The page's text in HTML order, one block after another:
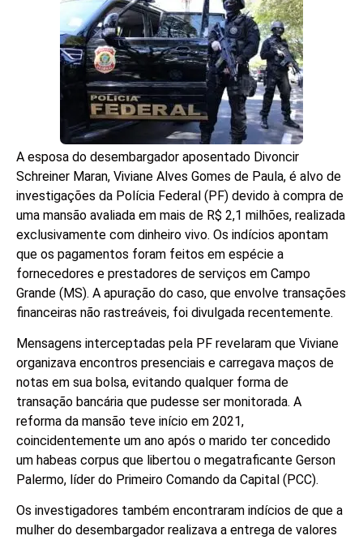
A esposa do desembargador aposentado Divoncir
Schreiner Maran, Viviane Alves Gomes de Paula, é alvo de
investigações da Polícia Federal (PF) devido à compra de
uma mansão avaliada em mais de R$ 2,1 milhões, realizada
exclusivamente com dinheiro vivo. Os indícios apontam
que os pagamentos foram feitos em espécie a
fornecedores e prestadores de serviços em Campo
Grande (MS). A apuração do caso, que envolve transações
financeiras não rastreáveis, foi divulgada recentemente.
Mensagens interceptadas pela PF revelaram que Viviane
organizava encontros presenciais e carregava maços de
notas em sua bolsa, evitando qualquer forma de
transação bancária que pudesse ser monitorada. A
reforma da mansão teve início em 2021,
coincidentemente um ano após o marido ter concedido
um habeas corpus que libertou o megatraficante Gerson
Palermo, líder do Primeiro Comando da Capital (PCC).
Os investigadores também encontraram indícios de que a
mulher do desembargador realizava a entrega de valores